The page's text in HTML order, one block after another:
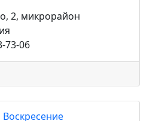
2, микрорайон
73-06